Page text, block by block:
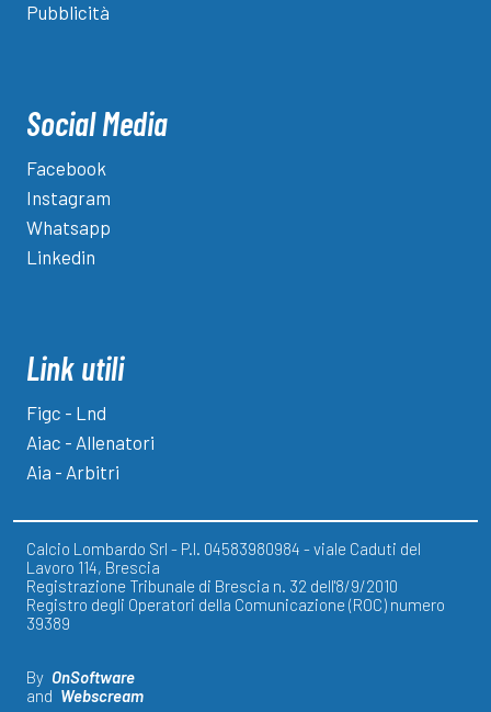
Pubblicità
Social Media
Facebook
Instagram
Whatsapp
Linkedin
Link utili
Figc - Lnd
Aiac - Allenatori
Aia - Arbitri
Calcio Lombardo Srl - P.I. 04583980984 - viale Caduti del
Lavoro 114, Brescia
Registrazione Tribunale di Brescia n. 32 dell'8/9/2010
Registro degli Operatori della Comunicazione (ROC) numero
39389
By OnSoftware
and Webscream